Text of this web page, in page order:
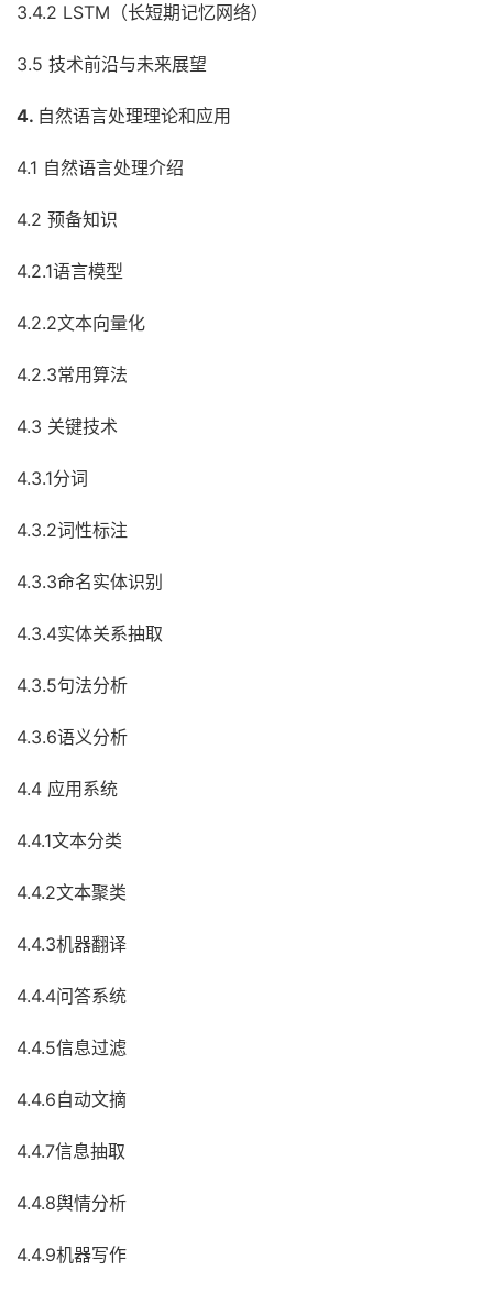
3.4.2 LSTM（长短期记忆网络）
3.5 技术前沿与未来展望
4. 自然语言处理理论和应用
4.1 自然语言处理介绍
4.2 预备知识
4.2.1语言模型
4.2.2文本向量化
4.2.3常用算法
4.3 关键技术
4.3.1分词
4.3.2词性标注
4.3.3命名实体识别
4.3.4实体关系抽取
4.3.5句法分析
4.3.6语义分析
4.4 应用系统
4.4.1文本分类
4.4.2文本聚类
4.4.3机器翻译
4.4.4问答系统
4.4.5信息过滤
4.4.6自动文摘
4.4.7信息抽取
4.4.8舆情分析
4.4.9机器写作